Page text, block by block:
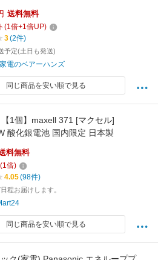
送料無料
(1倍+1倍UP)
3(2件)
予定(土日も発送)
電のベアーハンズ
同じ商品を安い順で見る
1個】maxell 371 [マクセル]
酸化銀電池 国内限定 日本製
料無料
(1倍)
4.05(98件)
程お届けします。
同じ商品を安い順で見る